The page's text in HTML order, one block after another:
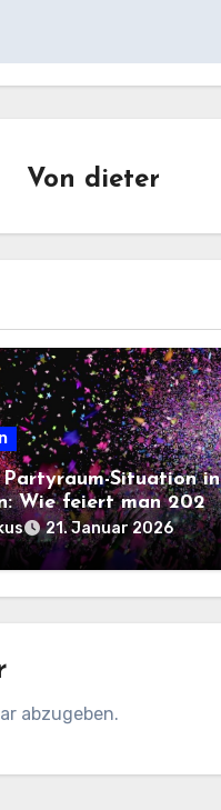
Von dieter
Partyraum-Situation in
Wie feiert man 2026
Domstadt?
21. Januar 2026
abzugeben.